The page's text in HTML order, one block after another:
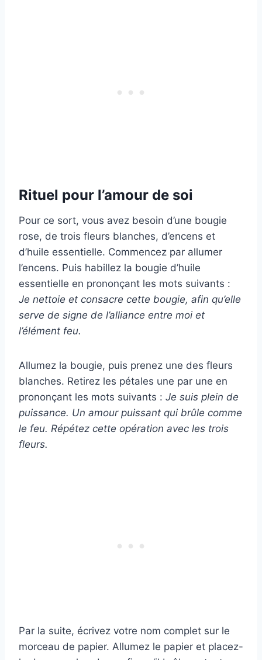
Rituel pour l’amour de soi
Pour ce sort, vous avez besoin d’une bougie
rose, de trois fleurs blanches, d’encens et
d’huile essentielle. Commencez par allumer
l’encens. Puis habillez la bougie d’huile
essentielle en prononçant les mots suivants :
Je nettoie et consacre cette bougie, afin qu’elle
serve de signe de l’alliance entre moi et
l’élément feu.
Allumez la bougie, puis prenez une des fleurs
blanches. Retirez les pétales une par une en
prononçant les mots suivants : Je suis plein de
puissance. Un amour puissant qui brûle comme
le feu. Répétez cette opération avec les trois
fleurs.
Par la suite, écrivez votre nom complet sur le
morceau de papier. Allumez le papier et placez-